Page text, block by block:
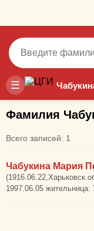
☰
Фамилия
Всего записей: 1
Чабукина Мария
1997.06.05 жительница: